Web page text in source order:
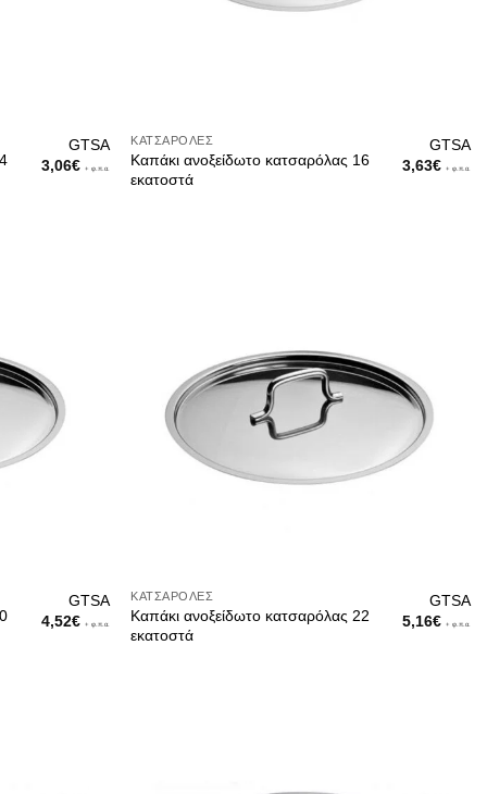
GTSA
3,06€ + φ.π.α.
ΚΑΤΣΑΡΌΛΕΣ
Καπάκι ανοξείδωτο κατσαρόλας 16
εκατοστά
GTSA
3,63€ + φ.π.α.
GTSA
4,52€ + φ.π.α.
ΚΑΤΣΑΡΌΛΕΣ
Καπάκι ανοξείδωτο κατσαρόλας 22
εκατοστά
GTSA
5,16€ + φ.π.α.